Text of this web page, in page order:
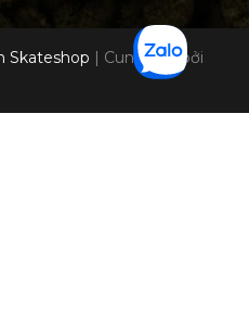
Skateshop | Cung cấp bởi